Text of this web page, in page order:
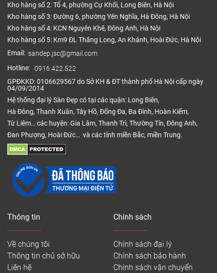
Kho hàng số 2: Tổ 4, phường Cự Khối, Long Biên, Hà Nội
Kho hàng số 3: Đường 6, phường Yên Nghĩa, Hà Đông, Hà Nội
Kho hàng số 4: KCN Nguyên Khê, Đông Anh, Hà Nội
Kho hàng số 5: Km9 ĐL Thăng Long, An Khánh, Hoài Đức, Hà Nội
Email: sandep.jsc@gmail.com
Hotline: 0916.422.522
GPĐKKD: 0106629567 do Sở KH & ĐT thành phố Hà Nội cấp ngày
04/09/2014
Hệ thống đại lý Sàn Đẹp có tại các quận: Long Biên,
Hà Đông, Thanh Xuân, Tây Hồ, Đống Đa, Ba Đình, Hoàn Kiếm,
Từ Liêm… các huyện: Gia Lâm, Thanh Trì, Thường Tín, Đông Anh,
Đan Phượng, Hoài Đức… và các tỉnh miền Bắc, miền Trung.
Thông tin
Về chúng tôi
Thông tin chủ sở hữu
Liên hệ
Chính sách
Chính sách đại lý
Chính sách bảo hành
Chính sách vận chuyển